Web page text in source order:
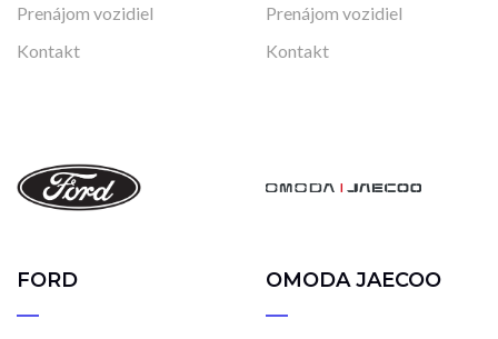
Prenájom vozidiel
Kontakt
Prenájom vozidiel
Kontakt
FORD OMODA JAECOO